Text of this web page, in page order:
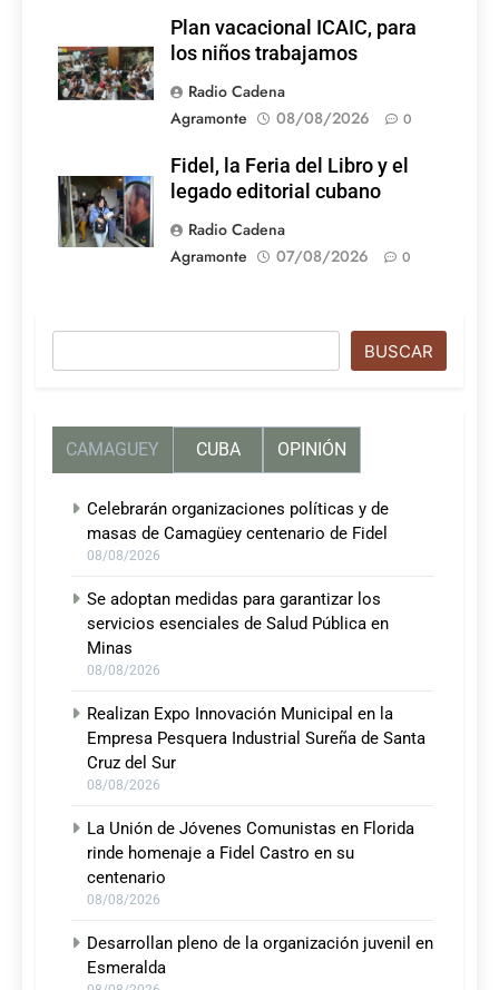
Plan vacacional ICAIC, para
los niños trabajamos
Radio Cadena
Agramonte
08/08/2026 0
Fidel, la Feria del Libro y el
legado editorial cubano
Radio Cadena
Agramonte
07/08/2026 0
BUSCAR
CAMAGUEY CUBA OPINIÓN
Celebrarán organizaciones políticas y de
masas de Camagüey centenario de Fidel
08/08/2026
Se adoptan medidas para garantizar los
servicios esenciales de Salud Pública en
Minas
08/08/2026
Realizan Expo Innovación Municipal en la
Empresa Pesquera Industrial Sureña de Santa
Cruz del Sur
08/08/2026
La Unión de Jóvenes Comunistas en Florida
rinde homenaje a Fidel Castro en su
centenario
08/08/2026
Desarrollan pleno de la organización juvenil en
Esmeralda